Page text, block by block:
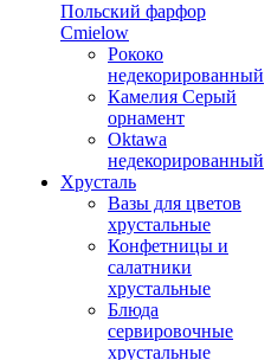
Польский фарфор
Сmielow
Рококо
недекорированный
Камелия Серый
орнамент
Oktawa
недекорированный
Хрусталь
Вазы для цветов
хрустальные
Конфетницы и
салатники
хрустальные
Блюда
сервировочные
хрустальные